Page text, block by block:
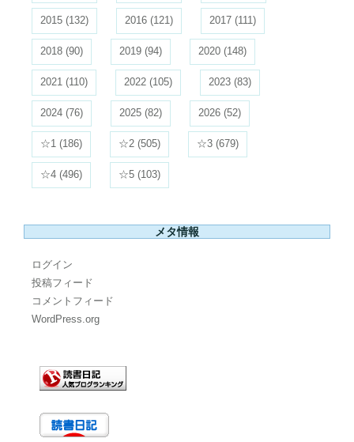
2015 (132) 2016 (121) 2017 (111)
2018 (90) 2019 (94) 2020 (148)
2021 (110) 2022 (105) 2023 (83)
2024 (76) 2025 (82) 2026 (52)
☆1 (186) ☆2 (505) ☆3 (679)
☆4 (496) ☆5 (103)
メタ情報
ログイン
投稿フィード
コメントフィード
WordPress.org